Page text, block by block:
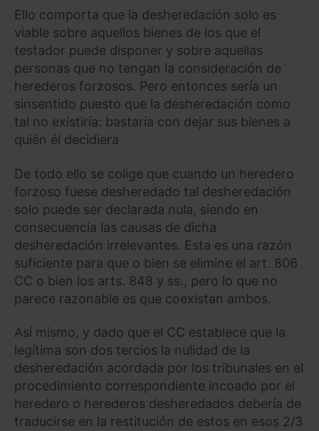
Ello comporta que la desheredación solo es
viable sobre aquellos bienes de los que el
testador puede disponer y sobre aquellas
personas que no tengan la consideración de
herederos forzosos. Pero entonces sería un
sinsentido puesto que la desheredación como
tal no existiría: bastaría con dejar sus bienes a
quién él decidiera
De todo ello se colige que cuando un heredero
forzoso fuese desheredado tal desheredación
solo puede ser declarada nula, siendo en
consecuencia las causas de dicha
desheredación irrelevantes. Esta es una razón
suficiente para que o bien se elimine el art. 806
CC o bien los arts. 848 y ss., pero lo que no
parece razonable es que coexistan ambos.
Así mismo, y dado que el CC establece que la
legítima son dos tercios la nulidad de la
desheredación acordada por los tribunales en el
procedimiento correspondiente incoado por el
heredero o herederos desheredados debería de
traducirse en la restitución de estos en esos 2/3